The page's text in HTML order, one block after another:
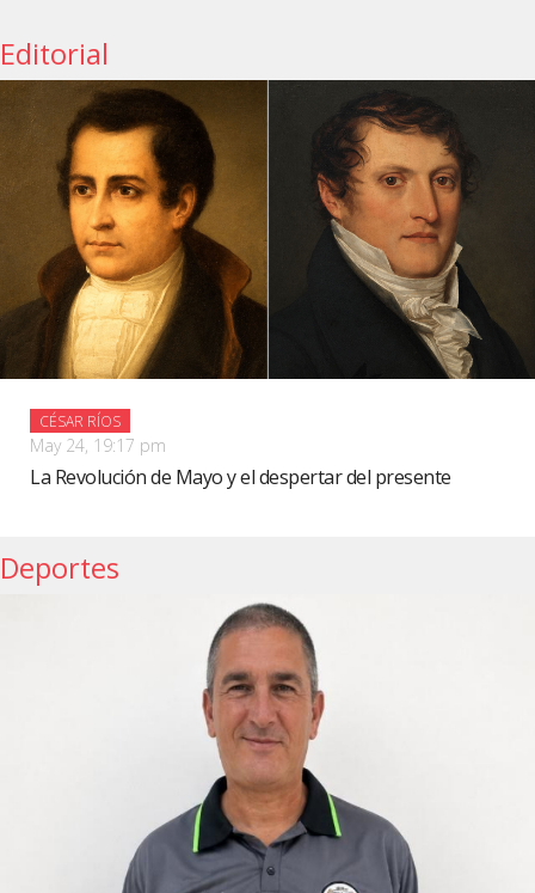
Editorial
CÉSAR RÍOS
May 24, 19:17 pm
La Revolución de Mayo y el despertar del presente
Deportes